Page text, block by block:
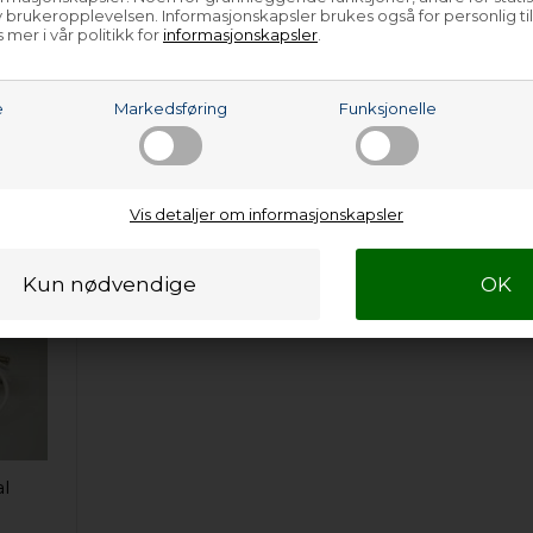
Informasjonskapsler brukes også for personlig
mer i vår politikk for informasjonskapsler
Markedsføring Funksjonelle
Vis detaljer om informasjonskapsler